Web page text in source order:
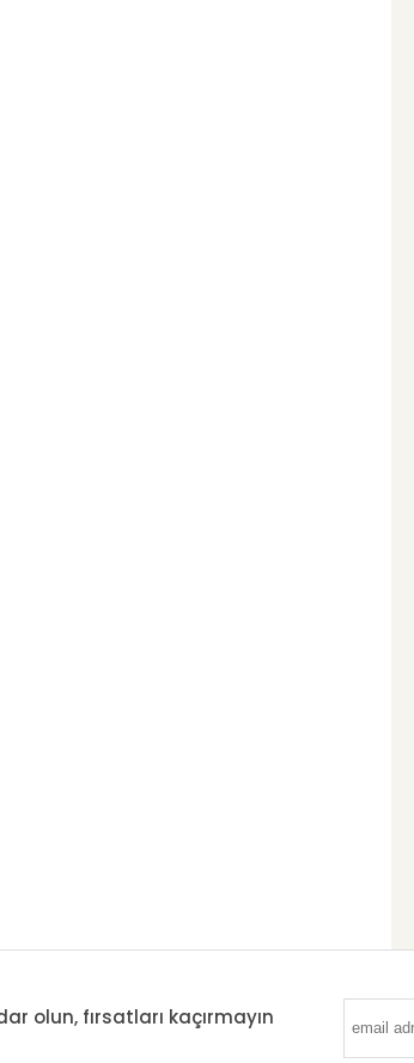
olun, fırsatları kaçırmayın